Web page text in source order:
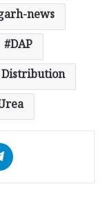
news
DAP